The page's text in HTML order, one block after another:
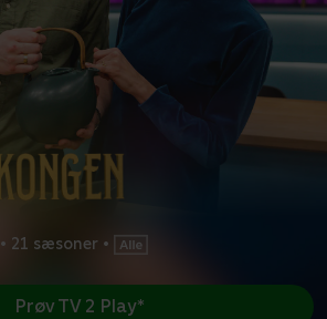
• 21 sæsoner •
Prøv TV 2 Play*